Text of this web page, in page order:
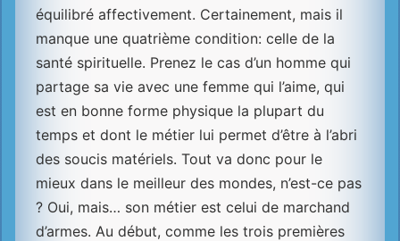
équilibré affectivement. Certainement, mais il
manque une quatrième condition: celle de la
santé spirituelle. Prenez le cas d’un homme qui
partage sa vie avec une femme qui l’aime, qui
est en bonne forme physique la plupart du
temps et dont le métier lui permet d’être à l’abri
des soucis matériels. Tout va donc pour le
mieux dans le meilleur des mondes, n’est-ce pas
? Oui, mais… son métier est celui de marchand
d’armes. Au début, comme les trois premières